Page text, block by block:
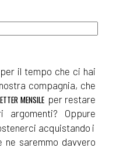
il tempo che ci hai
compagnia, che
MENSILE per restare
argomenti? Oppure
acquistando i
saremmo davvero